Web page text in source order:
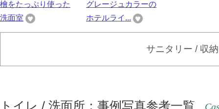
檜をたっぷり使った
洗面室
グレージュカラーの
ホテルライ...
サニタリー / 収
トイレ / 洗面所：事例写真参考一覧